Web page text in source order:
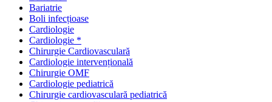
Bariatrie
Boli infecțioase
Cardiologie
Cardiologie *
Chirurgie Cardiovasculară
Cardiologie intervențională
Chirurgie OMF
Cardiologie pediatrică
Chirurgie cardiovasculară pediatrică